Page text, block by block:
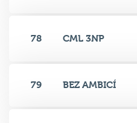
78 CML 3NP
79 BEZ AMBICÍ